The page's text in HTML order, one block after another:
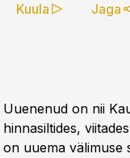
Kuula Jaga
Uuenenud on nii
hinnasiltides,
on uuema välimuse